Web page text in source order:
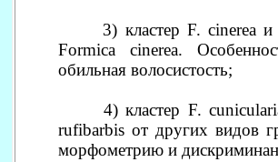
3) кластер F. cinerea и
Formica cinerea.
обильная волосистость;
4) кластер F. cunicularia
rufibarbis от других видов
морфометрию и